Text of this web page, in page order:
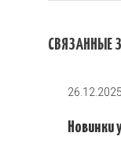
СВЯЗАННЫЕ
26.12.2025
Новинки